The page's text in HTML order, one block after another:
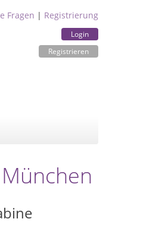
Fragen | Registrierung
Login
Registrieren